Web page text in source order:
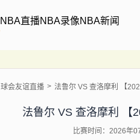
NBA直播NBA录像NBA新闻
球会友谊直播 法鲁尔 VS 查洛摩利 【
法鲁尔 VS 查洛摩利 【
比赛时间：2026年